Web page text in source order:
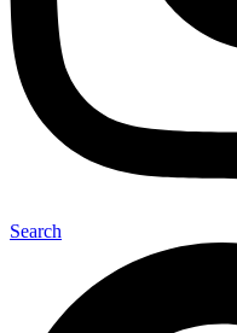
Search